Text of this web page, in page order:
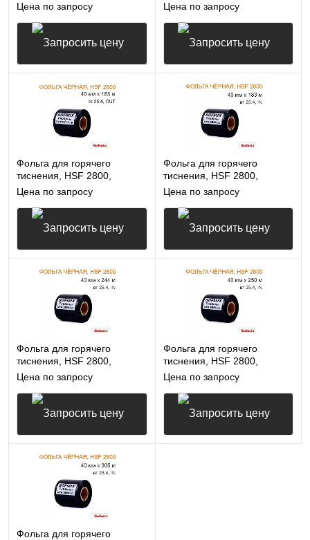
35мм*183м, вт25.4, OUT,
чёрная
Цена по запросу
Запросить цену
35мм*183м, вт25.4, IN,
чёрная
Цена по запросу
Запросить цену
Фольга для горячего
тиснения, HSF 2800,
40мм*183м, вт25.4, OUT,
чёрная
Цена по запросу
Запросить цену
Фольга для горячего
тиснения, HSF 2800,
40мм*183м, вт25.4, IN,
чёрная
Цена по запросу
Запросить цену
Фольга для горячего
тиснения, HSF 2800,
40мм*244м, вт25.4, IN,
чёрная
Цена по запросу
Запросить цену
Фольга для горячего
тиснения, HSF 2800,
40мм*250м, вт 25.4, IN,
чёрная
Цена по запросу
Фольга для горячего